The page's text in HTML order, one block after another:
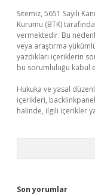
Sitemiz, 5651 Sayılı
Kurumu (BTK)
vermektedir. Bu
veya araştırma
yazdıkları içeriklerin
bu sorumluluğu kabul
Hukuka ve yasal
içerikleri,
halinde, ilgili içerikler
Son yorumlar